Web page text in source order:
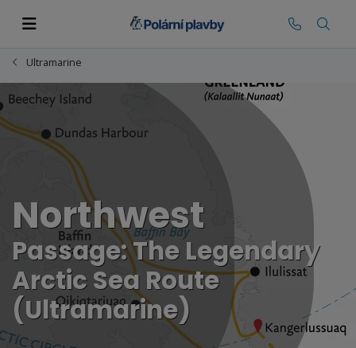
Ultramarine
Northwest
Passage: The Legendary
Arctic Sea Route
(Ultramarine)